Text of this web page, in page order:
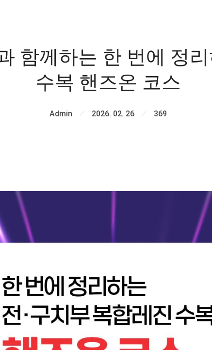
함께하는 한 번에 정
수복 핸즈온 코스
Admin 2026. 02. 26 369